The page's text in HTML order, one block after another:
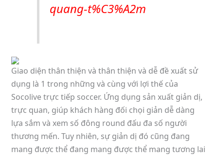
quang-t%C3%A2m
Giao diện thân thiện và thân thiện và dễ đề xuất sử
dụng là 1 trong những và cùng với lợi thế của
Socolive trực tiếp soccer. Ứng dụng sản xuất giản dị,
trực quan, giúp khách hàng đối chọi giản dễ dàng
lựa sắm và xem số đông round đấu đa số người
thương mến. Tuy nhiên, sự giản dị đó cũng đang
mang được thể đang mang được thể mang tương lai